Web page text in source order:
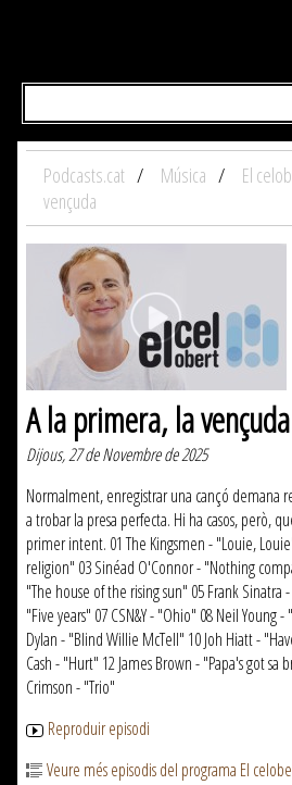
Podcasts.cat Música El
vençuda
A la primera, la vençuda
Dijous, 27 de Novembre de 2025
Normalment, enregistrar una cançó demana
a trobar la presa perfecta. Hi ha casos, però,
primer intent. 01 The Kingsmen - "Louie,
religion" 03 Sinéad O'Connor - "Nothing
"The house of the rising sun" 05 Frank Sinatra
"Five years" 07 CSN&Y - "Ohio" 08 Neil Young
Dylan - "Blind Willie McTell" 10 Joh Hiatt -
Cash - "Hurt" 12 James Brown - "Papa's got sa
Crimson - "Trio"
Reproduir episodi
Veure més episodis del programa El